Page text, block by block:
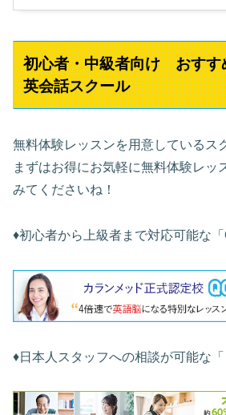
初心者・中級者向け おすす
英会話スクール
無料体験レッスンを用意しているス
まずはお得にお気軽に無料体験レッ
みてくださいね！
♦︎初心者から上級者まで対応可能な「
♦︎日本人スタッフへの相談が可能な「